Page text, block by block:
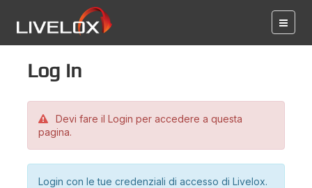
Log in
Devi fare il Login per accedere a questa
pagina.
Login con le tue credenziali di accesso di Livelox.